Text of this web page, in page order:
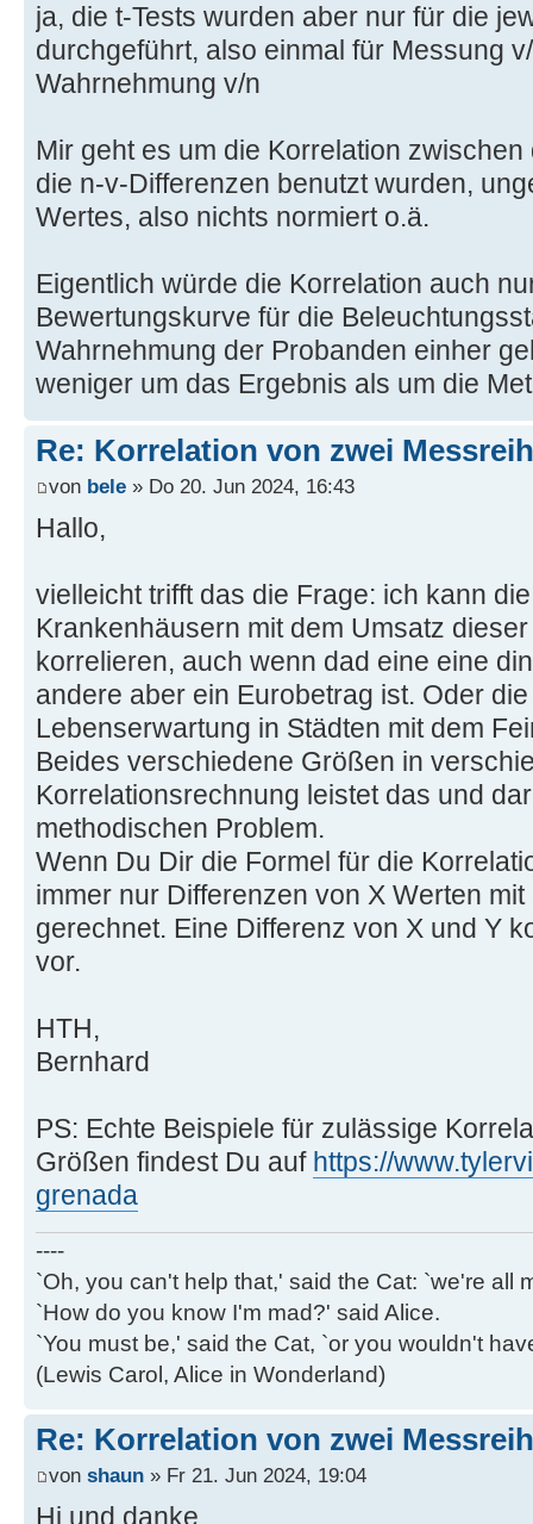
ja, die t-Tests wurden aber nur für die
durchgeführt, also einmal für Messung
Wahrnehmung v/n
Mir geht es um die Korrelation
die n-v-Differenzen benutzt wurden,
Wertes, also nichts normiert o.ä.
Eigentlich würde die Korrelation auch
Bewertungskurve für die
Wahrnehmung der Probanden einher
weniger um das Ergebnis als um die
Re: Korrelation von zwei
von bele » Do 20. Jun 2024, 16:43
Hallo,
vielleicht trifft das die Frage: ich kann
Krankenhäusern mit dem Umsatz
korrelieren, auch wenn dad eine eine
andere aber ein Eurobetrag ist. Oder
Lebenserwartung in Städten mit dem
Beides verschiedene Größen in
Korrelationsrechnung leistet das und
methodischen Problem.
Wenn Du Dir die Formel für die
immer nur Differenzen von X Werten
gerechnet. Eine Differenz von X und Y
vor.
HTH,
Bernhard
PS: Echte Beispiele für zulässige
Größen findest Du auf https://
grenada
----
`Oh, you can't help that,' said the Cat: `we're all
`How do you know I'm mad?' said Alice.
`You must be,' said the Cat, `or you wouldn't
(Lewis Carol, Alice in Wonderland)
Re: Korrelation von zwei
von shaun » Fr 21. Jun 2024, 19:04
Hi und danke.